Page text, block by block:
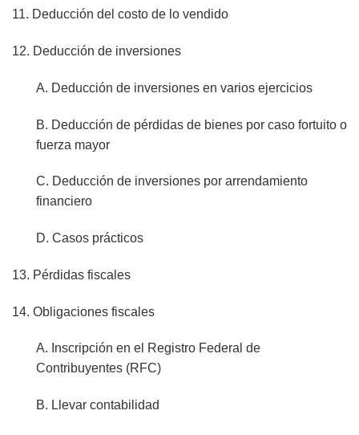
11. Deducción del costo de lo vendido
12. Deducción de inversiones
A. Deducción de inversiones en varios ejercicios
B. Deducción de pérdidas de bienes por caso fortuito o
fuerza mayor
C. Deducción de inversiones por arrendamiento
financiero
D. Casos prácticos
13. Pérdidas fiscales
14. Obligaciones fiscales
A. Inscripción en el Registro Federal de
Contribuyentes (RFC)
B. Llevar contabilidad